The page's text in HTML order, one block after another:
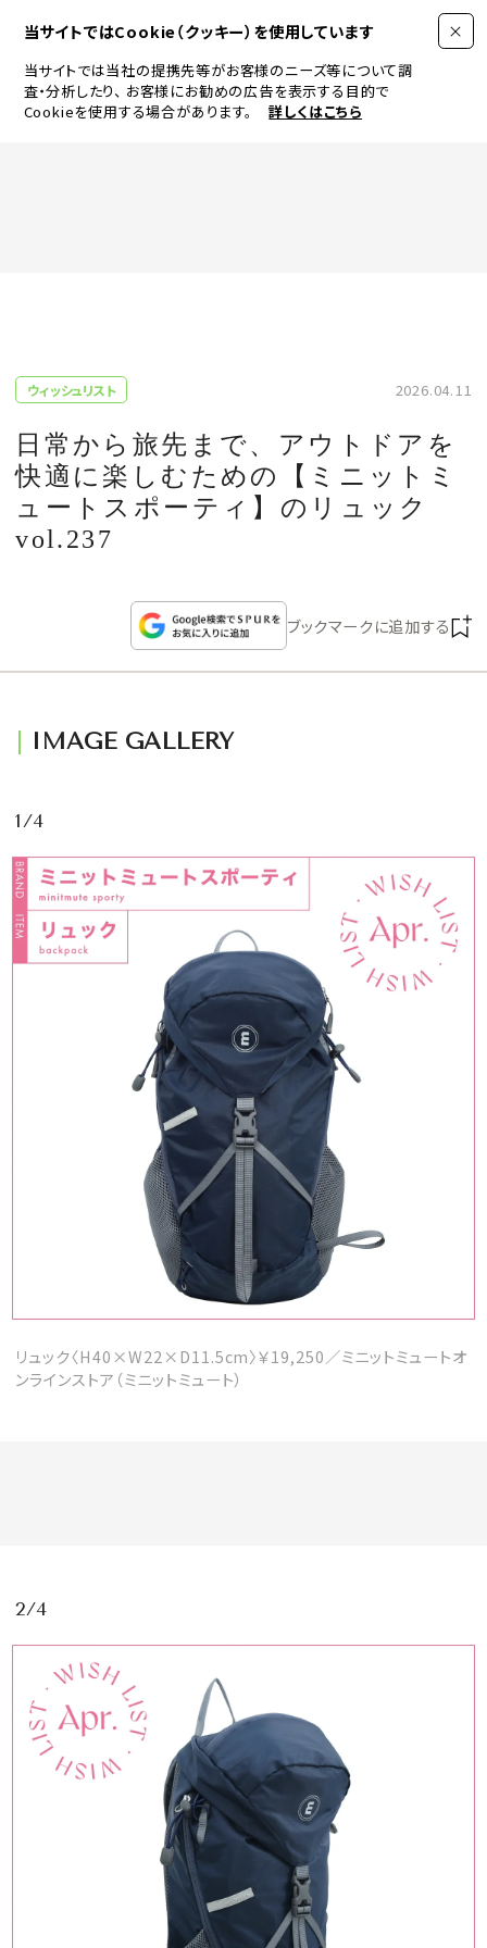
当サイトではCookie（クッキー）を使用しています
当サイトでは当社の提携先等がお客様のニーズ等について調
査・分析したり、 お客様にお勧めの広告を表示する目的で
Cookieを使用する場合があります。
詳しくはこちら
JEWELRY & WATCH
LIFESTYLE
CULTURE
COLLECTION
FORTUNE
SDGs
MAGAZINE
Log in or Sign up
SPUR読者のためのメンバーシッププログラム
「The SPUR Club」。
便利な機能と特典を無料で楽し
ログイン・新規会員登録
2026年9月号
2026-07-23発売
最新号を試し読み
ウィッシュリスト 2026.04.11
日常から旅先まで、アウトドアを
快適に楽しむための【ミニットミ
ュートスポーティ】のリュック
vol.237
ブックマークに追加する
IMAGE GALLERY
1/4
リュック〈H40×W22×D11.5cm〉￥19,250／ミニットミュートオ
ンラインストア（ミニットミュート）
2/4